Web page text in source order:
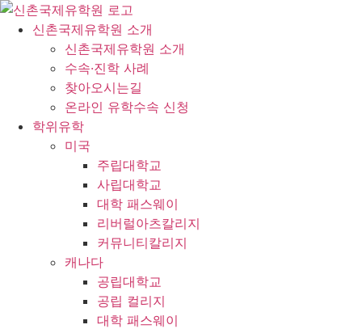
콘
신촌국제유학원 소개
신촌국제유학원 소개
수속·진학 사례
찾아오시는길
온라인 유학수속 신청
학위유학
미국
주립대학교
사립대학교
대학 패스웨이
리버럴아츠칼리지
커뮤니티칼리지
캐나다
공립대학교
공립 컬리지
대학 패스웨이